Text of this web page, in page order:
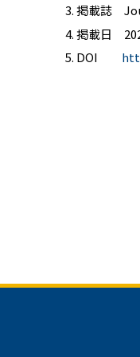
掲載誌
掲載日
DOI